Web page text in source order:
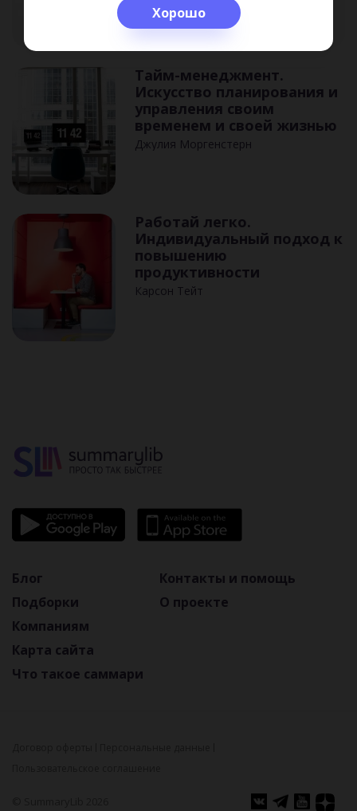
Тайм-менеджмент.
Искусство планирования и
управления своим
временем и своей жизнью
Джулия Моргенстерн
Работай легко.
Индивидуальный подход к
повышению
продуктивности
Карсон Тейт
Блог
Подборки
Компаниям
Карта сайта
Что такое саммари
Контакты и помощь
О проекте
Хорошо